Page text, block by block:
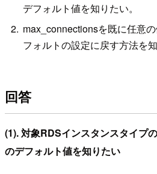
デフォルト値を知りたい。
max_connectionsを既に任意
フォルトの設定に戻す方法を知
回答
(1). 対象RDSインスタンスタイプ
のデフォルト値を知りたい